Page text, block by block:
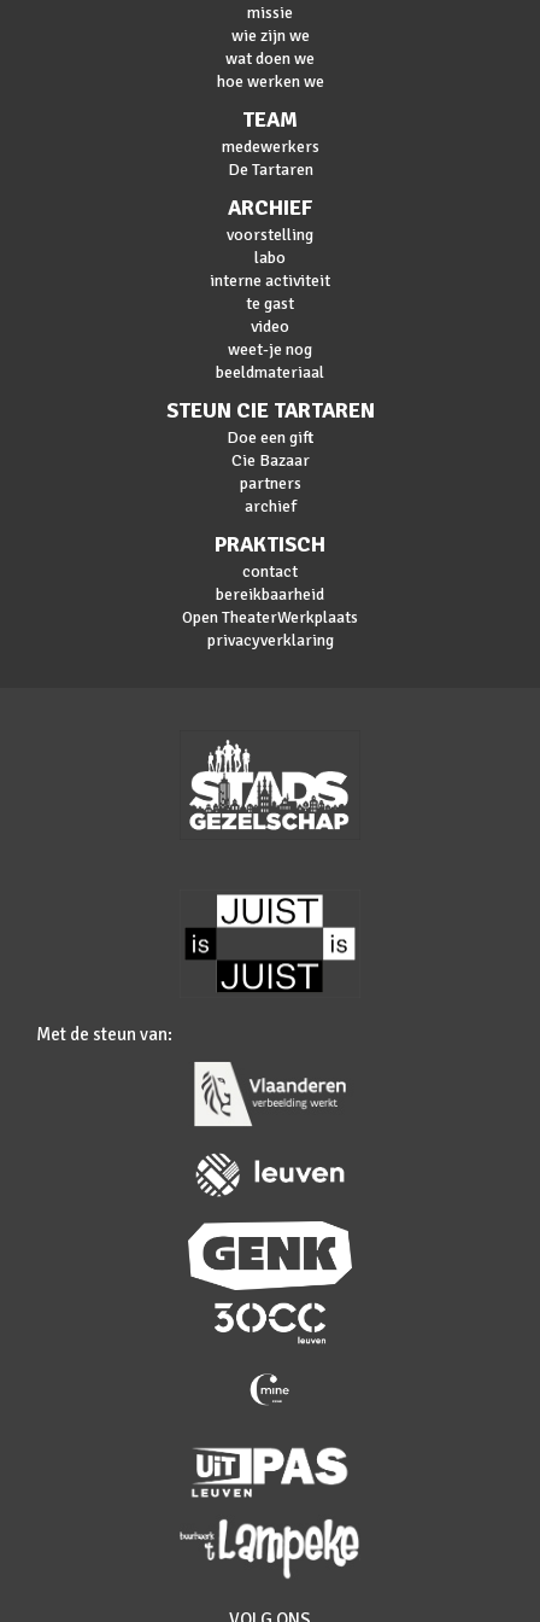
missie
wie zijn we
wat doen we
hoe werken we
TEAM
medewerkers
De Tartaren
ARCHIEF
voorstelling
labo
interne activiteit
te gast
video
weet-je nog
beeldmateriaal
STEUN CIE TARTAREN
Doe een gift
Cie Bazaar
partners
archief
PRAKTISCH
contact
bereikbaarheid
Open TheaterWerkplaats
privacyverklaring
Met de steun van: